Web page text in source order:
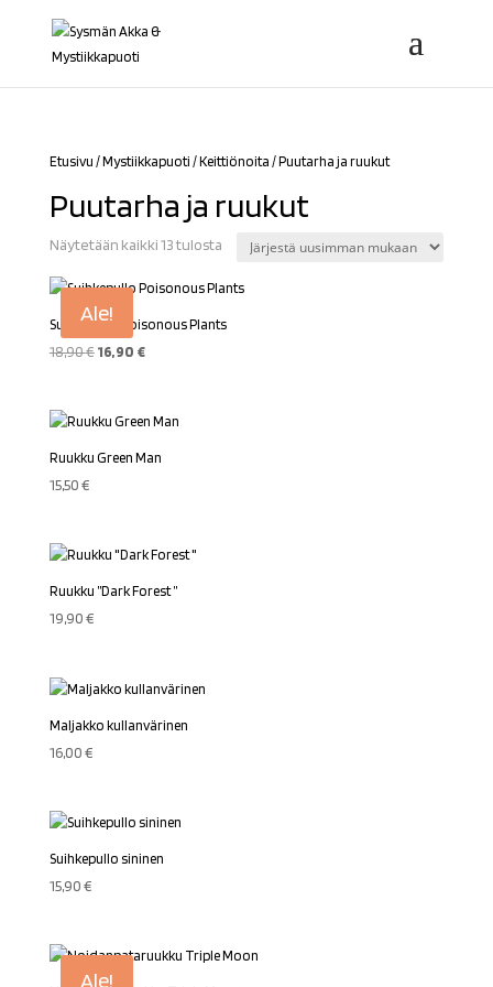
Etusivu /Mystiikkapuoti /Keittiönoita / Puutarha ja ruukut
Puutarha ja ruukut
Näytetään kaikki 13 tulostaSorted
latest
Ale!
Suihkepullo Poisonous Plants
18,90€ Alkuperäinen
18,90 €.
16,90 €Nykyinen
16,90 €.
Ruukku Green Man
15,50€
Ruukku ”Dark Forest ”
19,90€
Maljakko kullanvärinen
16,00€
Suihkepullo sininen
15,90€
Ale!